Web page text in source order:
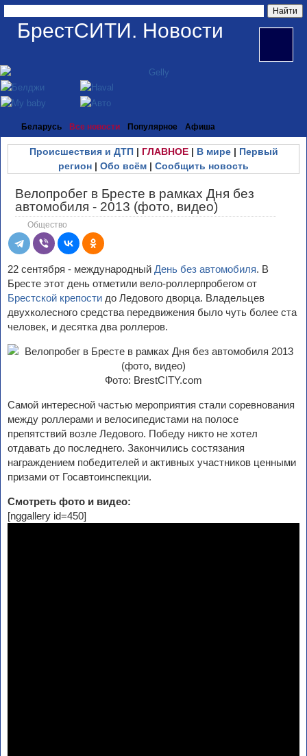
БрестСИТИ. Новости
Беларусь Все новости Популярное Афиша
Происшествия и ДТП| ГЛАВНОЕ| В мире| Первый
регион | Обо всём | Сообщить новость
Велопробег в Бресте в рамках Дня без
автомобиля - 2013 (фото, видео)
Общество
22 сентября - международный День без автомобиля. В
Бресте этот день отметили вело-роллерпробегом от
Брестской крепости до Ледового дворца. Владельцев
двухколесного средства передвижения было чуть более ста
человек, и десятка два роллеров.
Фото: BrestCITY.com
Самой интересной частью мероприятия стали соревнования
между роллерами и велосипедистами на полосе
препятствий возле Ледового. Победу никто не хотел
отдавать до последнего. Закончились состязания
награждением победителей и активных участников ценными
призами от Госавтоинспекции.
Смотреть фото и видео:
[nggallery id=450]